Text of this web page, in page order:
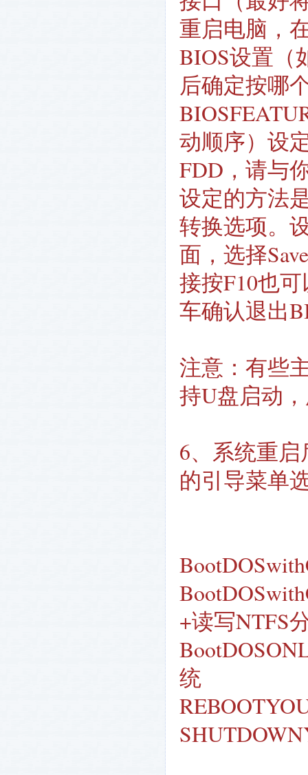
重启电脑，
BIOS设置（
后确定按哪
动顺序）设
FDD，请与
设定的方法
转换选项。
面，选择
接按F10也
车确认退出
注意：有些
持U盘启动
6、系统重
的引导菜单
+读写NTFS
统